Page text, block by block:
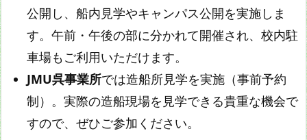
公開し、船内見学やキャンパス公開を実施しま
す。午前・午後の部に分かれて開催され、校内駐
車場もご利用いただけます。
JMU呉事業所では造船所見学を実施（事前予約
制）。実際の造船現場を見学できる貴重な機会で
すので、ぜひご参加ください。